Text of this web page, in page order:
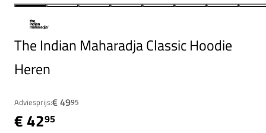
The Indian Maharadja Classic Hoodie
Heren
Adviesprijs:€ 4995
€ 4295